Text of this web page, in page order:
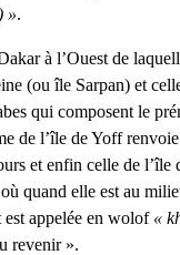
».
à l’Ouest de
(ou île Sarpan) et
qui composent le
de l’île de Yoff
et enfin celle de l’île
quand elle est au
est appelée en wolof «
revenir ».